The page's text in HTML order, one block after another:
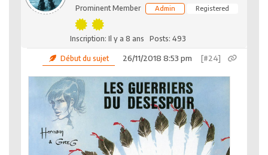
Prominent Member Admin Registered
Inscription: Il y a 8 ans Posts: 493
Début du sujet 26/11/2018 8:53 pm [#24]